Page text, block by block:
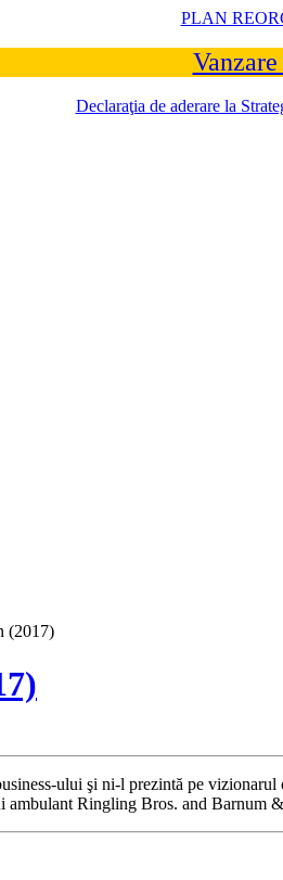
PLAN
Declaraţia de aderare la
(2017)
ului şi ni-l prezintă pe
ambulant Ringling Bros. and Barnum